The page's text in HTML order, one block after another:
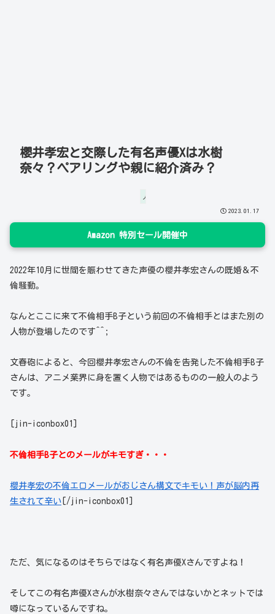
櫻井孝宏と交際した有名声優Xは水樹
奈々？ペアリングや親に紹介済み？
人物
2023.01.17
Amazon 特別セール開催中
2022年10月に世間を賑わせてきた声優の櫻井孝宏さんの既婚＆不
倫騒動。
なんとここに来て不倫相手B子という前回の不倫相手とはまた別の
人物が登場したのです^^;
文春砲によると、今回櫻井孝宏さんの不倫を告発した不倫相手B子
さんは、アニメ業界に身を置く人物ではあるものの一般人のよう
です。
[jin-iconbox01]
不倫相手B子とのメールがキモすぎ・・・
櫻井孝宏の不倫エロメールがおじさん構文でキモい！声が脳内再
生されて辛い [/jin-iconbox01]
ただ、気になるのはそちらではなく有名声優Xさんですよね！
そしてこの有名声優Xさんが水樹奈々さんではないかとネットでは
噂になっているんですね。